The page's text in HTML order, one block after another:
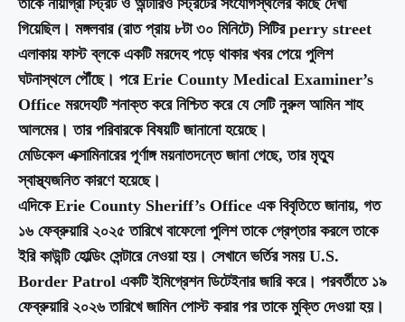
তাকে নায়াগ্রা স্ট্রিট ও অন্টারিও স্ট্রিটের সংযোগস্থলের কাছে দেখা
গিয়েছিল। মঙ্গলবার (রাত প্রায় ৮টা ৩০ মিনিটে) সিটির perry street
এলাকায় ফাস্ট ব্লকে একটি মরদেহ পড়ে থাকার খবর পেয়ে পুলিশ
ঘটনাস্থলে পৌঁছে। পরে Erie County Medical Examiner’s
Office মরদেহটি শনাক্ত করে নিশ্চিত করে যে সেটি নুরুল আমিন শাহ
আলমের। তার পরিবারকে বিষয়টি জানানো হয়েছে।
মেডিকেল এক্সামিনারের পূর্ণাঙ্গ ময়নাতদন্তে জানা গেছে, তার মৃত্যু
স্বাস্থ্যজনিত কারণে হয়েছে।
এদিকে Erie County Sheriff’s Office এক বিবৃতিতে জানায়, গত
১৬ ফেব্রুয়ারি ২০২৫ তারিখে বাফেলো পুলিশ তাকে গ্রেপ্তার করলে তাকে
ইরি কাউন্টি হোল্ডিং সেন্টারে নেওয়া হয়। সেখানে ভর্তির সময় U.S.
Border Patrol একটি ইমিগ্রেশন ডিটেইনার জারি করে। পরবর্তীতে ১৯
ফেব্রুয়ারি ২০২৬ তারিখে জামিন পোস্ট করার পর তাকে মুক্তি দেওয়া হয়।